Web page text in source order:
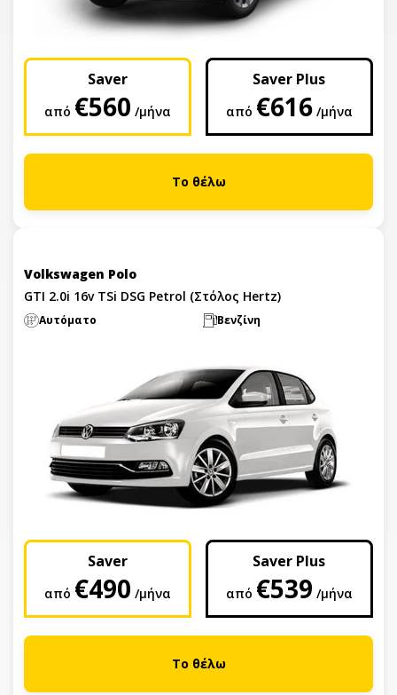
Saver
από €560 /μήνα
Saver Plus
από €616/μήνα
Το θέλω
Volkswagen Polo
GTI 2.0i 16v TSi DSG Petrol (Στόλος Hertz)
Αυτόματο Βενζίνη
Saver
από €490 /μήνα
Saver Plus
από €539 /μήνα
Το θέλω